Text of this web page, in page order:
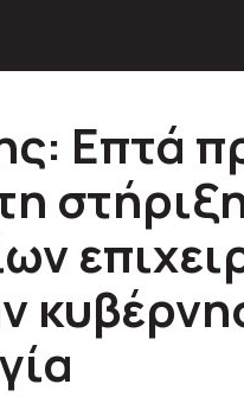
Επτά